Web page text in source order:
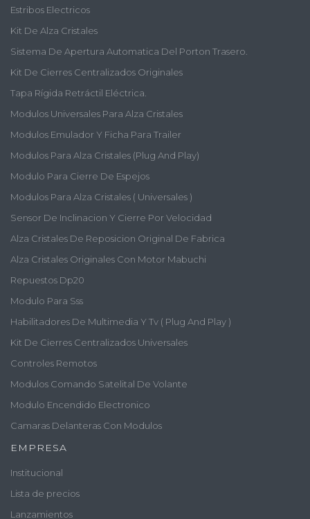
Estribos Electricos
Kit De Alza Cristales
Sistema De Apertura Automatica Del Porton Trasero.
Kit De Cierres Centralizados Originales
Tapa Rígida Retráctil Eléctrica.
Modulos Universales Para Alza Cristales
Modulos Emulador Y Ficha Para Trailer
Modulos Para Alza Cristales (plug And Play)
Modulo Para Cierre De Espejos
Modulos Para Alza Cristales ( Universales )
Sensor De Inclinacion Y Cierre Por Velocidad
Alza Cristales De Reposicion Original De Fabrica
Alza Cristales Originales Con Motor Mabuchi
Repuestos Dp20
Modulo Para Sss
Habilitadores De Multimedia Y Tv ( Plug And Play )
Kit De Cierres Centralizados Universales
Controles Remotos
Modulos Comando Satelital De Volante
Modulo Encendido Electronico
Camaras Delanteras Con Modulos
EMPRESA
Institucional
Lista de precios
Lanzamientos